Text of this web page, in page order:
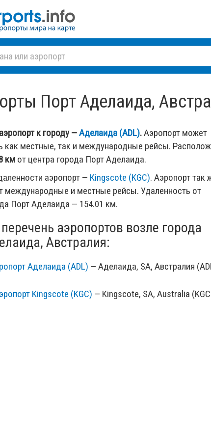
Порт Аделаида,
к городу —Аделаида (ADL).Аэропорт может
как местные, так и международные рейсы.
км от центра города Порт Аделаида.
аэропорт — Kingscote (KGC). Аэропорт так
международные и местные рейсы. Удаленность от
Порт Аделаида — 154.01 км.
аэропортов возле города
Австралия:
Аделаида (ADL) — Аделаида, SA, Австралия
Kingscote (KGC) — Kingscote, SA, Australia